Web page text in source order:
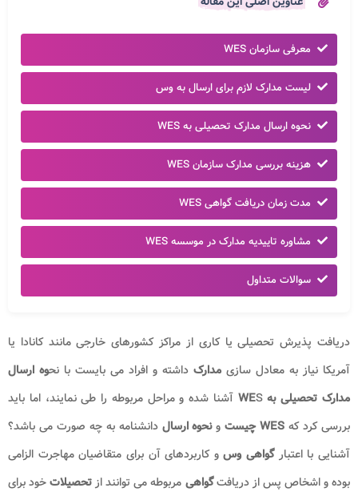
معرفی سازمان WES
لیست مدارک لازم برای ارسال به وس
نحوه ارسال مدارک تحصیلی به WES
هزینه بررسی مدارک سازمان WES
مدت زمان دریافت گواهی WES
مشاوره تاییدیه مدارک در موسسه WES
سوالات متداول
دریافت پذیرش تحصیلی یا کاری از مراکز کشورهای خارجی مانند کانادا یا
آمریکا نیاز به معادل سازی مدارک داشته و افراد می بایست با نحوه ارسال
مدارک تحصیلی به WE
S آشنا شده و مراحل مربوطه را طی نمایند، اما باید
بررسی کرد که WES چیست ونحوه ارسال دانشنامه به چه صورت می باشد؟
آشنایی با اعتبارگواهی وسو کاربردهای آن برای متقاضیان مهاجرت الزامی
بوده و اشخاص پس از دریافتگواهی مربوطه می توانند ازتحصیلاتخود برای